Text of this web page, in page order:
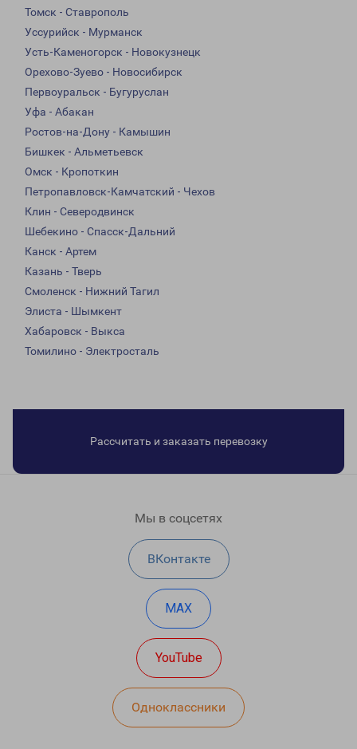
Томск - Ставрополь
Уссурийск - Мурманск
Усть-Каменогорск - Новокузнецк
Орехово-Зуево - Новосибирск
Первоуральск - Бугуруслан
Уфа - Абакан
Ростов-на-Дону - Камышин
Бишкек - Альметьевск
Омск - Кропоткин
Петропавловск-Камчатский - Чехов
Клин - Северодвинск
Шебекино - Спасск-Дальний
Канск - Артем
Казань - Тверь
Смоленск - Нижний Тагил
Элиста - Шымкент
Хабаровск - Выкса
Томилино - Электросталь
Рассчитать и заказать перевозку
Мы в соцсетях
ВКонтакте
MAX
YouTube
Одноклассники